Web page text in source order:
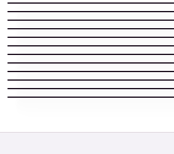
Frasi buonanotte luna piena
Buonanotte frase con pensiero serale
Buonanotte frase con pensiero scritto
Buonanotte frase con testo dolce
Frasi buonanotte margherita bianca
Buonanotte frase con messaggio pensato
Frasi buonanotte: una luce nella notte come
Buonanotte frase con parole calorose
Buonanotte Frasi
Buonanotte frase con parole amore